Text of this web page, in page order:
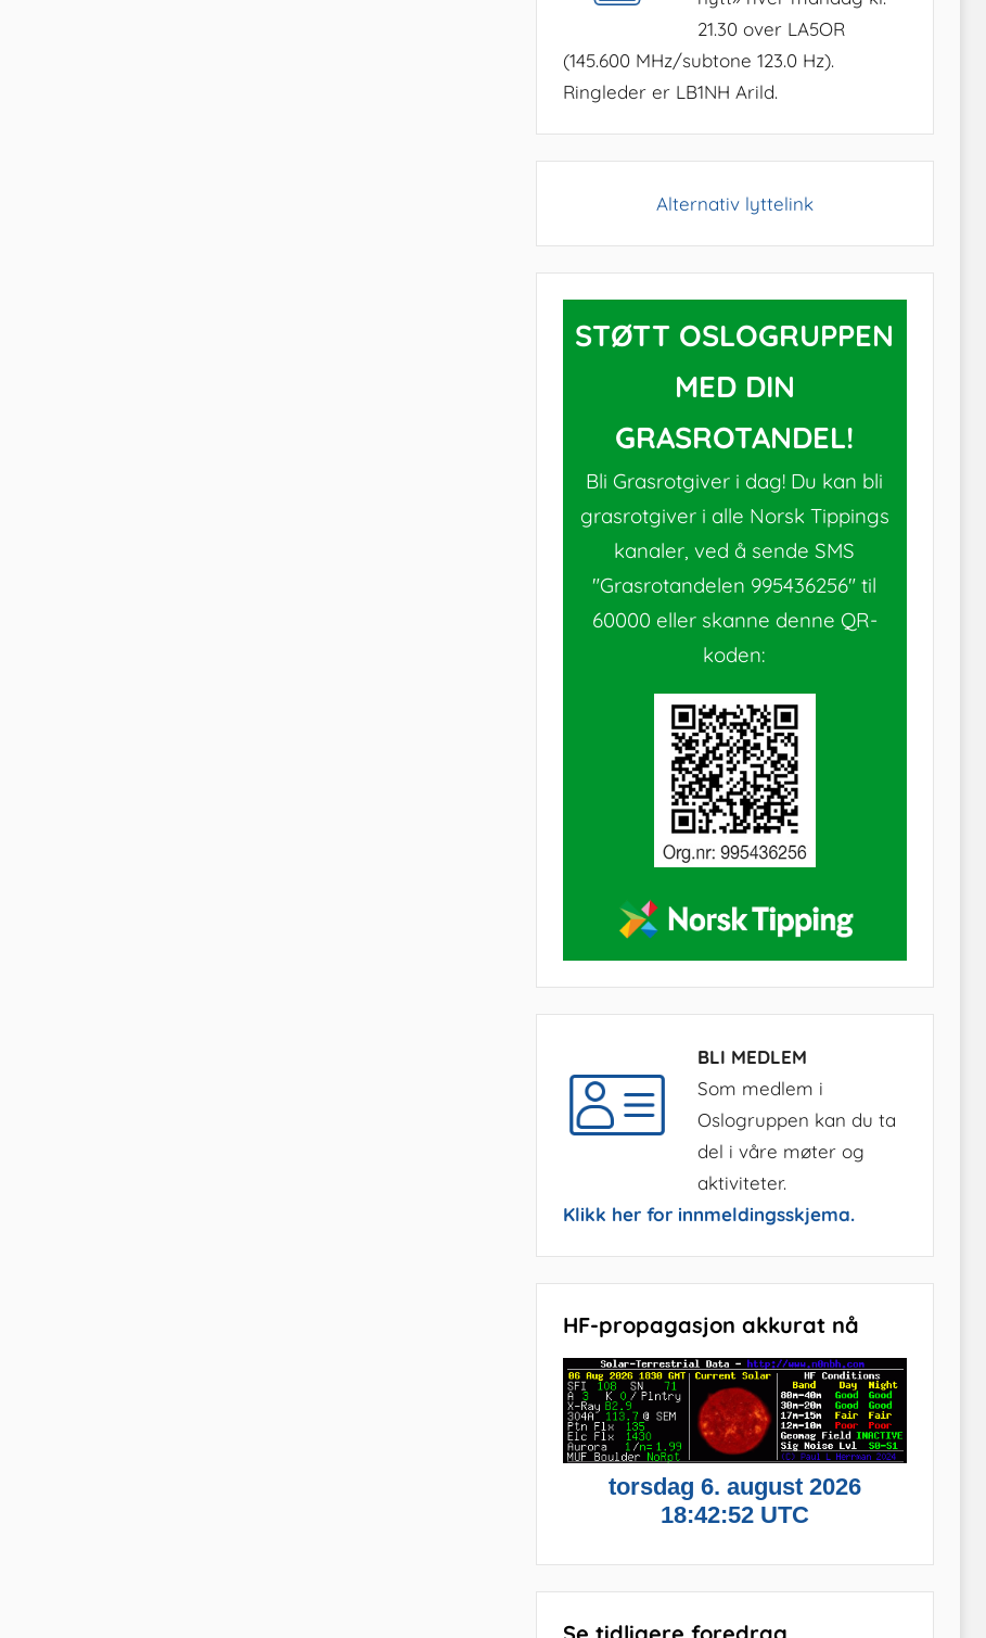
21.30 over LA5OR
(145.600 MHz/subtone 123.0 Hz).
Ringleder er LB1NH Arild.
Alternativ lyttelink
STØTT OSLOGRUPPEN
MED DIN
GRASROTANDEL!
Bli Grasrotgiver i dag! Du kan bli
grasrotgiver i alle Norsk Tippings
kanaler, ved å sende SMS
"Grasrotandelen 995436256" til
60000 eller skanne denne QR-
koden:
BLI MEDLEM
Som medlem i
Oslogruppen kan du ta
del i våre møter og
aktiviteter.
Klikk her for innmeldingsskjema.
HF-propagasjon akkurat nå